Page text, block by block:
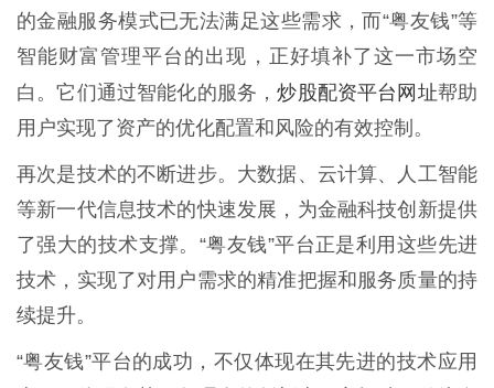
的金融服务模式已无法满足这些需求，而“粤友钱”等
智能财富管理平台的出现，正好填补了这一市场空
白。它们通过智能化的服务，炒股配资平台网址帮助
用户实现了资产的优化配置和风险的有效控制。
再次是技术的不断进步。大数据、云计算、人工智能
等新一代信息技术的快速发展，为金融科技创新提供
了强大的技术支撑。“粤友钱”平台正是利用这些先进
技术，实现了对用户需求的精准把握和服务质量的持
续提升。
“粤友钱”平台的成功，不仅体现在其先进的技术应用